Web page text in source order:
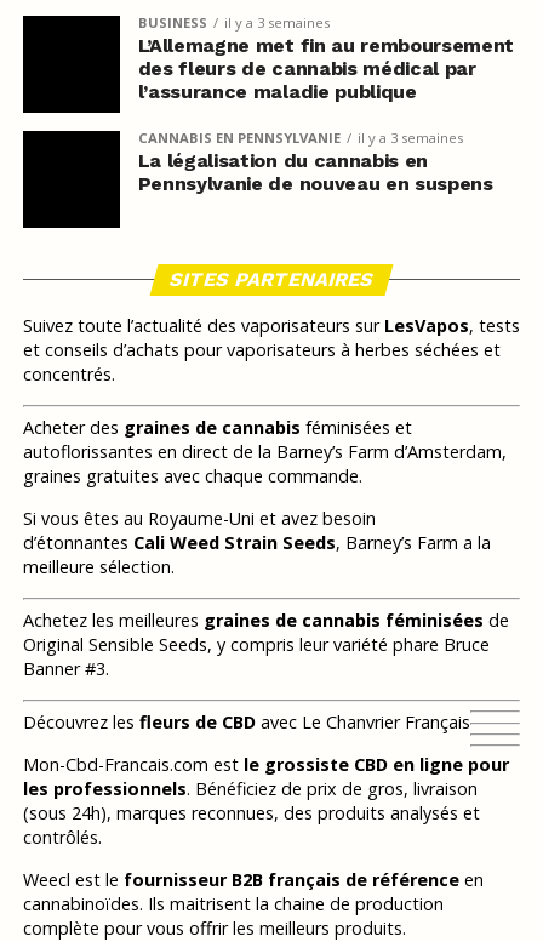
BUSINESS il y a 3 semaines
L’Allemagne met fin au remboursement
des fleurs de cannabis médical par
l’assurance maladie publique
CANNABIS EN PENNSYLVANIE il y a 3 semaines
La légalisation du cannabis en
Pennsylvanie de nouveau en suspens
SITES PARTENAIRES
Suivez toute l’actualité des vaporisateurs sur LesVapos, tests
et conseils d’achats pour vaporisateurs à herbes séchées et
concentrés.
Acheter des graines de cannabis féminisées et
autoflorissantes en direct de la Barney’s Farm d’Amsterdam,
graines gratuites avec chaque commande.
Si vous êtes au Royaume-Uni et avez besoin
d’étonnantes Cali Weed Strain Seeds, Barney’s Farm a la
meilleure sélection.
Achetez les meilleures graines de cannabis féminisées de
Original Sensible Seeds, y compris leur variété phare Bruce
Banner #3.
Découvrez les fleurs de CBDavec Le Chanvrier Français
Mon-Cbd-Francais.com est le grossiste CBD en ligne pour
les professionnels. Bénéficiez de prix de gros, livraison
(sous 24h), marques reconnues, des produits analysés et
contrôlés.
Weecl est le fournisseur B2B français de référenceen
cannabinoïdes. Ils maitrisent la chaine de production
complète pour vous offrir les meilleurs produits.